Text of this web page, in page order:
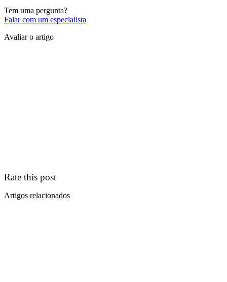
Tem uma pergunta?
Falar com um especialista
Avaliar o artigo
Rate this post
Artigos relacionados